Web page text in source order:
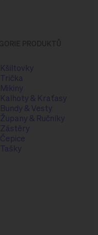
Kšiltovky
Trička
Mikiny
Kalhoty & Kraťasy
Bundy & Vesty
Župany & Ručníky
Zástěry
Čepice
Tašky